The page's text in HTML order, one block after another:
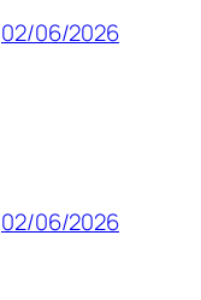
02/06/2026
02/06/2026